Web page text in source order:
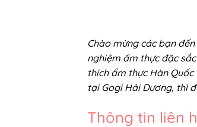
Chào mừng các bạn
nghiệm ẩm thực đặc
thích ẩm thực Hàn
tại Gogi Hải Dương, thì
Thông tin liên